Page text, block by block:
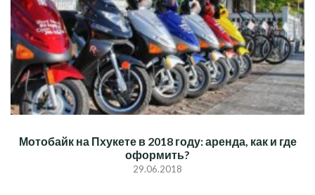
Мотобайк на Пхукете в 2018 году: аренда, как и где
оформить?
29.06.2018